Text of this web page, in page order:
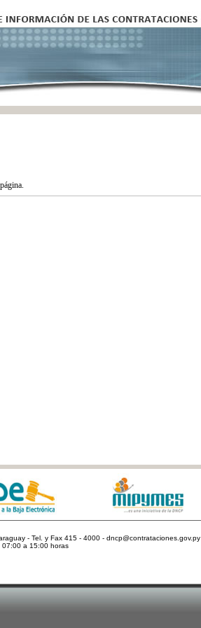
- Tel. y Fax 415 - 4000 - dncp@contrataciones.gov.py
07:00 a 15:00 horas